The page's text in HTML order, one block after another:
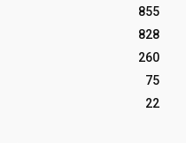
855
828
260
75
22